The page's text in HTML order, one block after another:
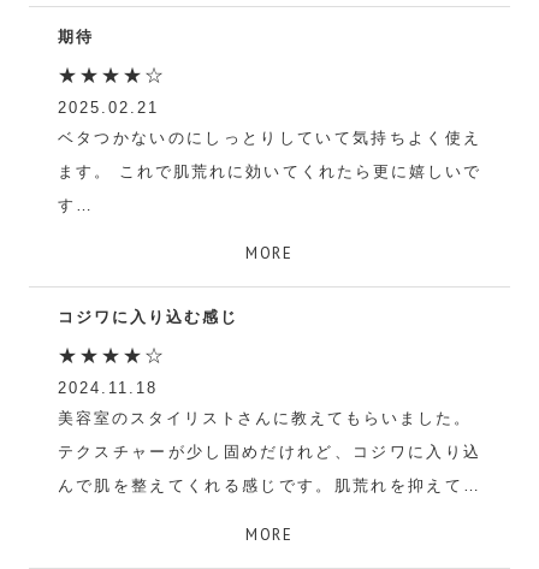
期待
★★★★☆
2025.02.21
ベタつかないのにしっとりしていて気持ちよく使え
ます。 これで肌荒れに効いてくれたら更に嬉しいで
す
MORE
コジワに入り込む感じ
★★★★☆
2024.11.18
美容室のスタイリストさんに教えてもらいました。
テクスチャーが少し固めだけれど、コジワに入り込
んで肌を整えてくれる感じです。肌荒れを抑えてく
MORE